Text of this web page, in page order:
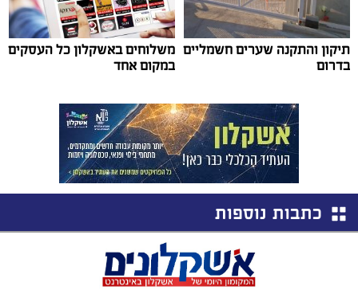
תיקון והתקנה שערים חשמליים
בדרום
משלוחים באשקלון כל העסקים
במקום אחד
כתבות נוספות